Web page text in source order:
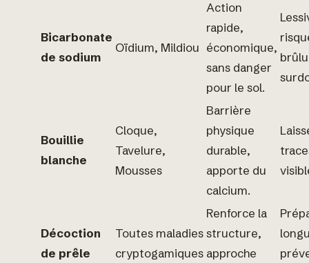
Bicarbonate
de sodium
Oïdium, Mildiou
Action
rapide,
économique,
sans danger
pour le sol.
Bouillie
blanche
Cloque,
Tavelure,
Mousses
Barrière
physique
durable,
apporte du
calcium.
Décoction
de prêle
Toutes maladies
cryptogamiques
Renforce la
structure,
approche